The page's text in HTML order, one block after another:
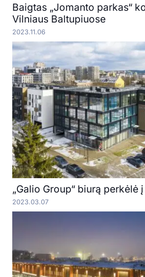
Baigtas „Jomanto parkas“
Vilniaus Baltupiuose
2023.11.06
„Galio Group“ biurą perkėlė
2023.03.07